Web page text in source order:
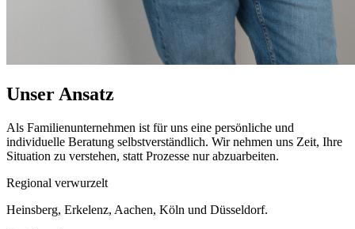
Unser Ansatz
Als Familienunternehmen ist für uns eine persönliche und
individuelle Beratung selbstverständlich. Wir nehmen uns Zeit, Ihre
Situation zu verstehen, statt Prozesse nur abzuarbeiten.
Regional verwurzelt
Heinsberg, Erkelenz, Aachen, Köln und Düsseldorf.